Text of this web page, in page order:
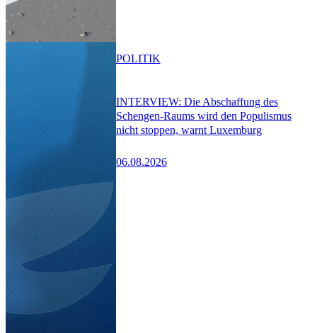
INTERVIEW: Die Abschaffung des
Schengen-Raums wird den Populismus
nicht stoppen, warnt Luxemburg
06.08.2026
POLITIK